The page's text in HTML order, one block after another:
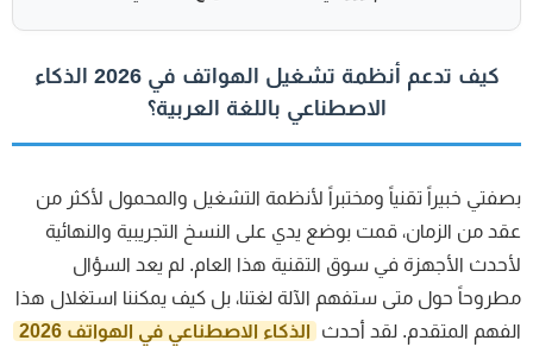
كيف تدعم أنظمة تشغيل الهواتف في 2026 الذكاء
الاصطناعي باللغة العربية؟
خبيراً تقنياً ومختبراً لأنظمة التشغيل والمحمول لأكثر من
من الزمان، قمت بوضع يدي على النسخ التجريبية والنهائية
الأجهزة في سوق التقنية هذا العام. لم يعد السؤال
حول متى ستفهم الآلة لغتنا، بل كيف يمكننا استغلال هذا
المتقدم. لقد أحدث الذكاء الاصطناعي في الهواتف 2026